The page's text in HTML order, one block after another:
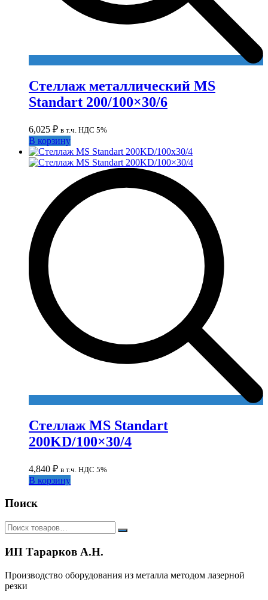
Стеллаж металлический MS
Standart 200/100×30/6
6,025 ₽ в т.ч. НДС 5%
В корзину
Стеллаж MS Standart
200KD/100×30/4
4,840 ₽ в т.ч. НДС 5%
В корзину
Поиск
ИП Тарарков А.Н.
Производство оборудования из металла методом лазерной
резки